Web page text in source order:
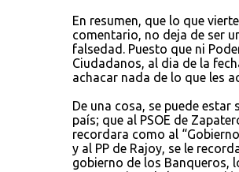
En resumen, que lo que
comentario, no deja de ser
falsedad. Puesto que ni
Ciudadanos, al dia de la
achacar nada de lo que les
De una cosa, se puede estar
país; que al PSOE de
recordara como al
y al PP de Rajoy, se le
gobierno de los Banqueros,